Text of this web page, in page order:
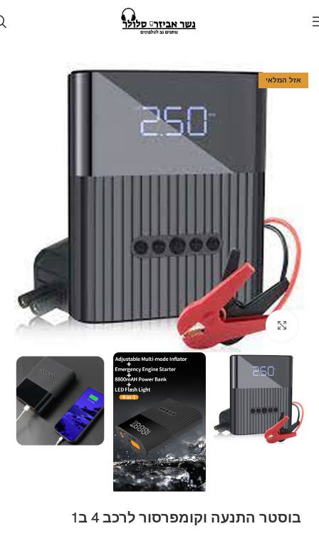
בוסטר התנעה לרכב
אזל המלאי
Click to enlarge
בוסטר התנעה וקומפרסור לרכב 4 ב1